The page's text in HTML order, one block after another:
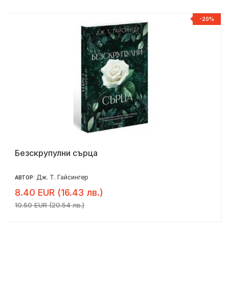
-20%
Безскрупулни сърца
АВТОР: Дж. Т. Гайсингер
8.40 EUR (16.43 лв.)
10.50 EUR (20.54 лв.)